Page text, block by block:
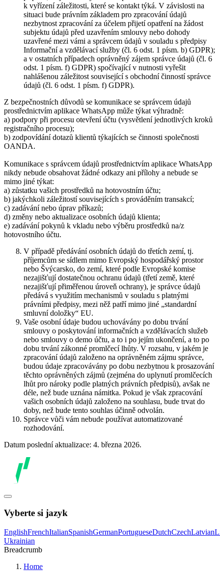
k vyřízení záležitosti, které se kontakt týká. V závislosti na
situaci bude právním základem pro zpracování údajů
nezbytnost zpracování za účelem přijetí opatření na žádost
subjektu údajů před uzavřením smlouvy nebo dohody
uzavřené mezi vámi a správcem údajů v souladu s předpisy
Informační a vzdělávací služby (čl. 6 odst. 1 písm. b) GDPR);
a v ostatních případech oprávněný zájem správce údajů (čl. 6
odst. 1 písm. f) GDPR) spočívající v nutnosti vyřešit
nahlášenou záležitost související s obchodní činností správce
údajů (čl. 6 odst. 1 písm. f) GDPR).
Z bezpečnostních důvodů se komunikace se správcem údajů
prostřednictvím aplikace WhatsApp může týkat výhradně:
a) podpory při procesu otevření účtu (vysvětlení jednotlivých kroků
registračního procesu);
b) zodpovídání dotazů klientů týkajících se činnosti společnosti
OANDA.
Komunikace s správcem údajů prostřednictvím aplikace WhatsApp
nikdy nebude obsahovat žádné odkazy ani přílohy a nebude se
mimo jiné týkat:
a) zůstatku vašich prostředků na hotovostním účtu;
b) jakýchkoli záležitostí souvisejících s prováděním transakcí;
c) zadávání nebo úprav příkazů;
d) změny nebo aktualizace osobních údajů klienta;
e) zadávání pokynů k vkladu nebo výběru prostředků na/z
hotovostního účtu.
V případě předávání osobních údajů do třetích zemí, tj.
příjemcům se sídlem mimo Evropský hospodářský prostor
nebo Švýcarsko, do zemí, které podle Evropské komise
nezajišťují dostatečnou ochranu údajů (třetí země, které
nezajišťují přiměřenou úroveň ochrany), je správce údajů
předává s využitím mechanismů v souladu s platnými
právními předpisy, mezi něž patří mimo jiné „standardní
smluvní doložky“ EU.
Vaše osobní údaje budou uchovávány po dobu trvání
smlouvy o poskytování informačních a vzdělávacích služeb
nebo smlouvy o demo účtu, a to i po jejím ukončení, a to po
dobu trvání zákonné promlčecí lhůty. V rozsahu, v jakém je
zpracování údajů založeno na oprávněném zájmu správce,
budou údaje zpracovávány po dobu nezbytnou k prosazování
těchto oprávněných zájmů (zejména do uplynutí promlčecích
lhůt pro nároky podle platných právních předpisů), avšak ne
déle, než bude uznána námitka. Pokud je však zpracování
vašich osobních údajů založeno na souhlasu, bude trvat do
doby, než bude tento souhlas účinně odvolán.
Správce vůči vám nebude používat automatizované
rozhodování.
Datum poslední aktualizace: 4. března 2026.
Vyberte si jazyk
EnglishFrenchItalianSpanishGermanPortugueseDutchCzechLatvian
Ukrainian
Breadcrumb
Home